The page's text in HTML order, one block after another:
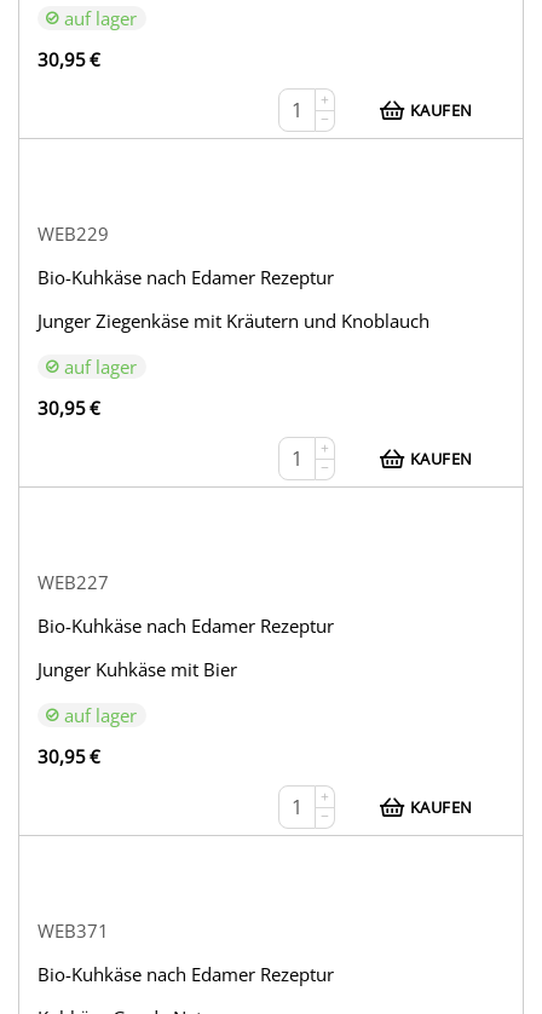
auf lager
30,95€
+
−
KAUFEN
WEB229
Bio-Kuhkäse nach Edamer Rezeptur
Junger Ziegenkäse mit Kräutern und Knoblauch
auf lager
30,95€
+
−
KAUFEN
WEB227
Bio-Kuhkäse nach Edamer Rezeptur
Junger Kuhkäse mit Bier
auf lager
30,95€
+
−
KAUFEN
WEB371
Bio-Kuhkäse nach Edamer Rezeptur